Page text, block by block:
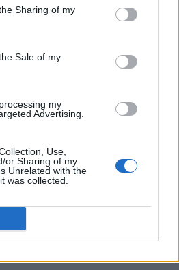
Sharing of my
Sale of my
my
Advertising.
Use,
or Sharing of my
Unrelated with the
was collected.
in atteggiamenti
suoi sentimenti per lui,
di poter vedere la
O chiederà del
per tutte le altre
perplesso dagli
compagna Chiara e
accadrà tra Serena e
sono stati sostituiti